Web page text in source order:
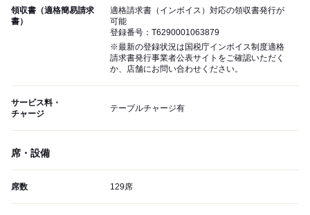
領収書（適格簡易請求
書）
適格請求書（インボイス）対応の領収書発行が
可能
登録番号：T6290001063879
※最新の登録状況は国税庁インボイス制度適格
請求書発行事業者公表サイトをご確認いただく
か、店舗にお問い合わせください。
サービス料・
チャージ
テーブルチャージ有
席・設備
席数 129席